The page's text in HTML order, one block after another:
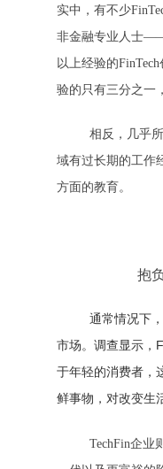
实中，有不少
非金融专业人士
以上经验的
验的只有三分之一
相反，几乎
域有过长期的工作
方面的教育。
抱
通常情况下
市场。调查显示，
于年轻的消费者，
鲜事物，对改变生
TechFin企业